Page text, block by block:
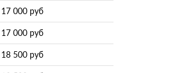
17 000 руб
17 000 руб
18 500 руб